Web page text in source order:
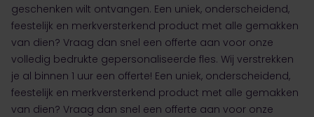
geschenken wilt ontvangen. Een uniek, onderscheidend,
feestelijk en merkversterkend product met alle gemakken
van dien? Vraag dan snel een offerte aan voor onze
volledig bedrukte gepersonaliseerde fles. Wij verstrekken
je al binnen 1 uur een offerte! Een uniek, onderscheidend,
feestelijk en merkversterkend product met alle gemakken
van dien? Vraag dan snel een offerte aan voor onze